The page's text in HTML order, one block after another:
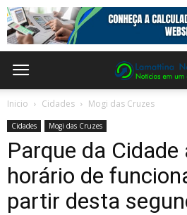
Inicio Cidades Mogi das Cruzes
Cidades Mogi das Cruzes
Parque da Cidade
horário de
partir desta